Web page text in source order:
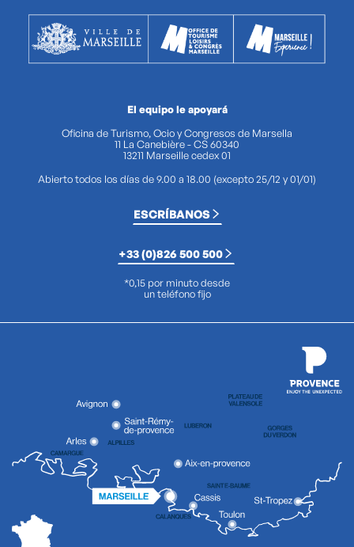
El equipo le apoyará
Oficina de Turismo, Ocio y Congresos de Marsella
11 La Canebière - CS 60340
13211 Marseille cedex 01
Abierto todos los días de 9.00 a 18.00 (excepto 25/12 y 01/01)
ESCRÍBANOS
+33 (0)826 500 500
*0,15 por minuto desde
un teléfono fijo